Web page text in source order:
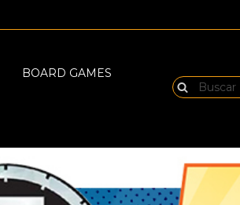
BOARD GAMES